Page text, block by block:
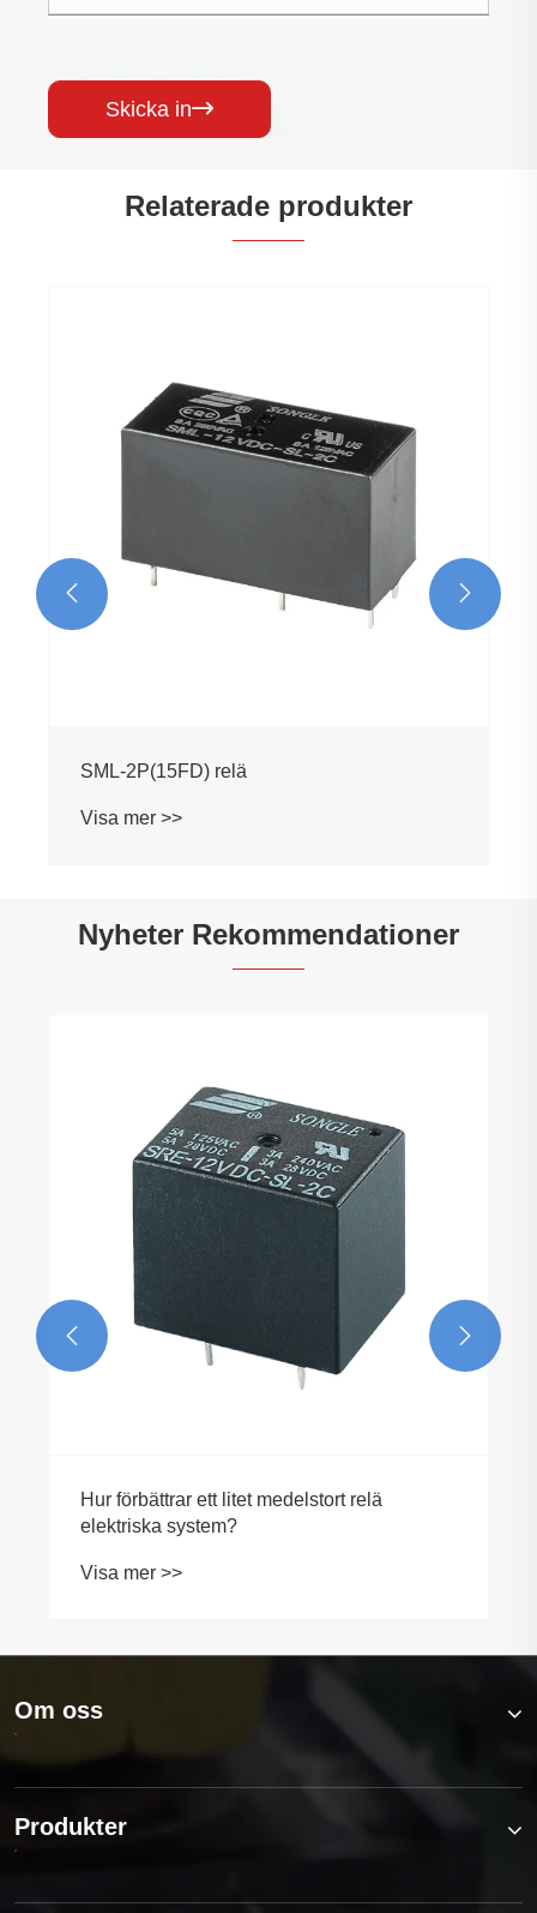
Skicka in
Relaterade produkter
Visa mer >>
 
Nyheter Rekommendationer
Kina leder nya relästandarder
Visa mer >>
 
Om oss
Produkter